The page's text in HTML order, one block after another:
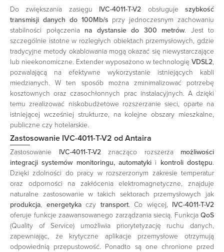
Do zwiększania zasięgu IVC-4011-T-V2 obsługuje szybkość
transmisji danych do 100Mb/s przy jednoczesnym zachowaniu
stabilności połączenia na dystansie do 300 metrów. Jest to
szczególnie istotne w rozległych obiektach przemysłowych, gdzie
tradycyjne metody okablowania mogą okazać się niewystarczające
lub nieekonomiczne. Extender wyposażono w technologię VDSL2,
pozwalającą na efektywne wykorzystanie istniejących kabli
miedzianych. W ten sposób można zminimalizować potrzebę
kosztownych oraz czasochłonnych prac instalacyjnych. A dzięki
temu zrealizować niskobudżetowe rozszerzanie sieci, oparte na
istniejącej wcześniej strukturze, na kolejne obszary mieszkalne,
publiczne czy hotelarskie.
Zastosowanie IVC-4011-T-V2 od Antaira
Zastosowanie IVC-4011-T-V2znacząco rozszerza możliwości
integracji systemów monitoringu, automatyki i kontroli dostępu.
Dzięki zdolności do pracy w rozszerzonym zakresie temperatur
oraz odporności na zakłócenia elektromagnetyczne, znajduje
naturalne zastosowanie w takich sektorach przemysłowych jak
produkcja, energetyka czy transport. Co więcej, IVC-4011-T-V2
oferuje funkcje zaawansowanego zarządzania siecią. Funkcja QoS
(Quality of Service) umożliwia priorytetyzację ruchu danych,
zapewniając, że krytyczne aplikacje przemysłowe otrzymują
odpowiednią przepustowość. Ponadto są one chronione przed